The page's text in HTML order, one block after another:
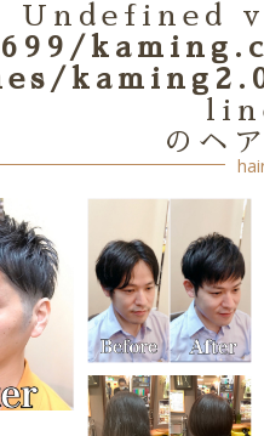
Undefined
のヘ